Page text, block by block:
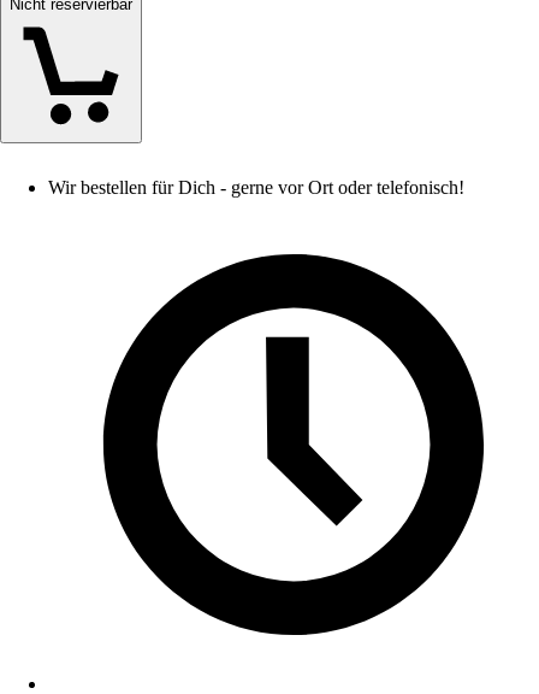
Nicht reservierbar
Wir bestellen für Dich - gerne vor Ort oder telefonisch!